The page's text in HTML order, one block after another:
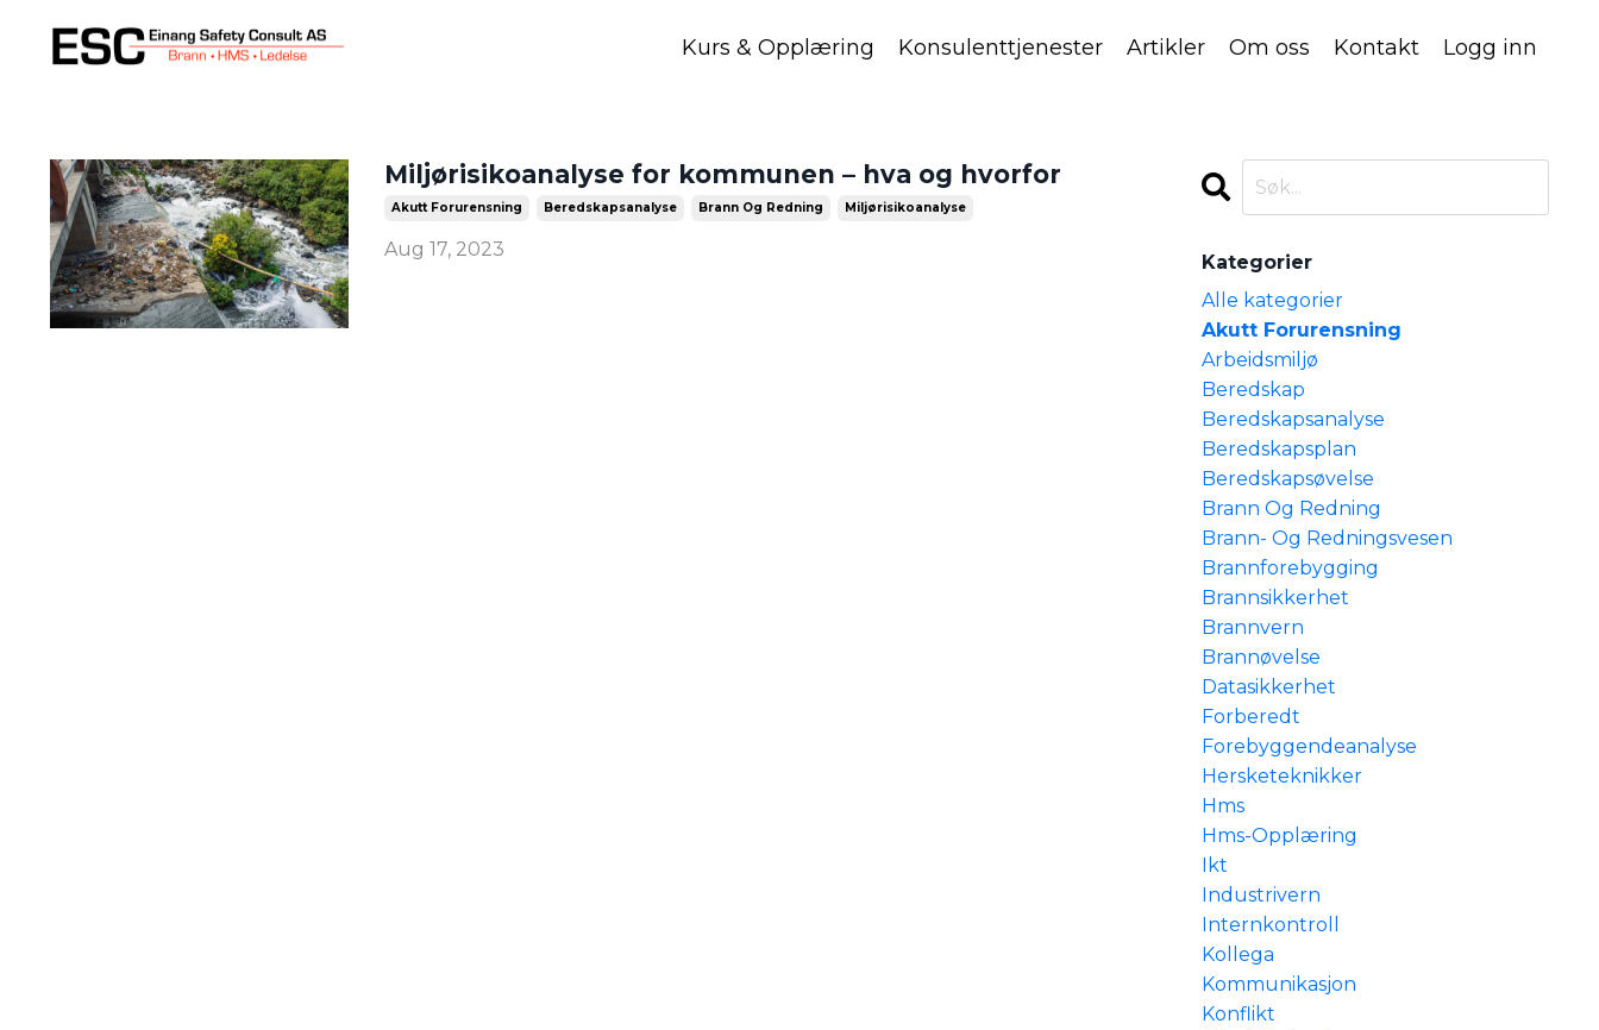
Kurs & Opplæring Konsulenttjenester Artikler Om oss Kontakt Logg inn
Miljørisikoanalyse for kommunen – hva og hvorfor
Akutt Forurensning Beredskapsanalyse Brann Og Redning Miljørisikoanalyse
Aug 17, 2023
Kategorier
Alle kategorier
Akutt Forurensning
Arbeidsmiljø
Beredskap
Beredskapsanalyse
Beredskapsplan
Beredskapsøvelse
Brann Og Redning
Brann- Og Redningsvesen
Brannforebygging
Brannsikkerhet
Brannvern
Brannøvelse
Datasikkerhet
Forberedt
Forebyggendeanalyse
Hersketeknikker
Hms
Hms-Opplæring
Ikt
Industrivern
Internkontroll
Kollega
Kommunikasjon
Konflikt